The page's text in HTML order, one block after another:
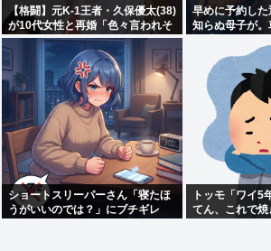
【格闘】元K-1王者・久保優太(38)
が10代女性と再婚「色々言われそ
うですが…」
早めに予約し
知らぬ母子が
れました。無
は、結局“やっ
っ...
ショートスリーパーさん「寝たほ
うがいいのでは？」にブチギレ
トッモ「ワイ5
てん、これで焼